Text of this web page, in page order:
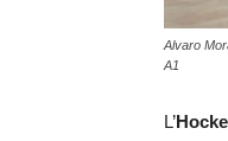
Alvaro
A1
L’